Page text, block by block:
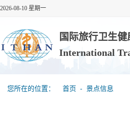
2026-08-10 星期一
国际旅行卫生健
International
您所在的位置： 首页 ‐ 景点信息